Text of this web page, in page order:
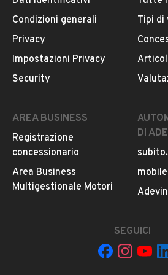
CONTATTA IL
Il veicolo è ancora disponibile?
Il prezzo è trattabile?
Offrite finanziamenti?
È possibile vedere più foto?
Quali sono le condizioni della
Condizioni generali
Privacy
Impostazioni Privacy
Security
Tipi di
AREA BUSINESS
Registrazione
concessionario
Area Business
Multigestionale Motori
DI
SEGUICI